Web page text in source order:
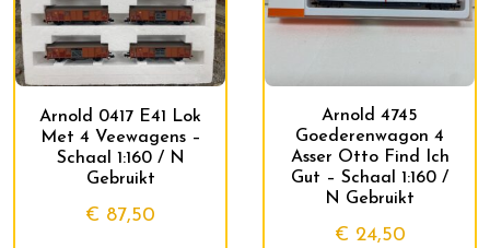
Arnold 0417 E41 Lok
Met 4 Veewagens –
Schaal 1:160 / N
Gebruikt
€ 87,50
Arnold 4745
Goederenwagon 4
Asser Otto Find Ich
Gut – Schaal 1:160 /
N Gebruikt
€ 24,50